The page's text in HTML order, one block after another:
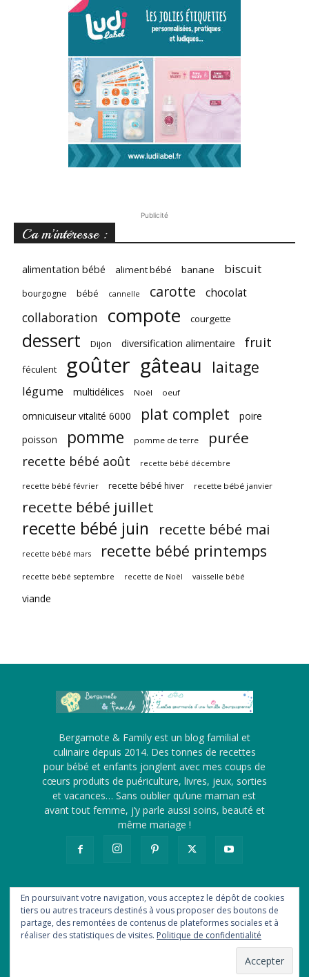
Publicité
Ca m’intéresse :
alimentation bébé aliment bébé banane biscuit
bourgogne bébé cannelle carotte chocolat
collaboration compote courgette
dessert Dijon diversification alimentaire fruit
féculent goûter gâteau laitage
légume multidélices Noël oeuf
omnicuiseur vitalité 6000 plat complet
poire
poisson
pomme pomme de terre purée
recette bébé août recette bébé décembre
recette bébé février recette bébé hiver recette bébé janvier
recette bébé juillet
recette bébé juin recette bébé mai
recette bébé mars recette bébé printemps
recette bébé septembre recette de Noël vaisselle bébé
viande
Bergamote & Family est un blog familial et
culinaire depuis 2014. Des tonnes de recettes
pour bébé et enfants jonglent avec mes coups de
cœurs produits de puériculture, livres, jeux, sorties
et vacances… Sans oublier qu’une maman est
avant tout femme, j’y parle aussi soins, beauté et
même mariage !
A propos Me contacter
Revue de presse
Ils me font confiance
Statistiques Newsletter
Flux RSS
En poursuivant votre navigation, vous acceptez le dépôt de cookies
tiers ou autres traceurs destinés à vous proposer des boutons de
partage, des remontées de contenus de plateformes sociales et à
réaliser des statistiques de visites. Politique de confidentialité